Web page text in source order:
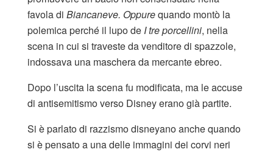
favola di Biancaneve. Oppurequando montò la
polemica perché il lupo de I tre porcellini, nella
scena in cui si traveste da venditore di spazzole,
indossava una maschera da mercante ebreo.
Dopo l’uscita la scena fu modificata, ma le accuse
di antisemitismo verso Disney erano già partite.
Si è parlato di razzismo disneyano anche quando
si è pensato a una delle immagini dei corvi neri